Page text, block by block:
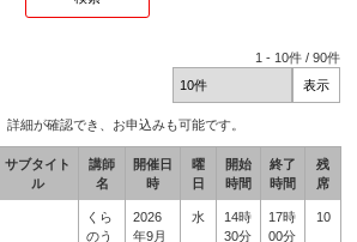
1 - 10件 /90件
細が確認でき、お申込みも可能です。
サブタイト
ル
講師
名
開催日
時
曜
日
開始
時間
終了
時間
残
席
くら
のう
2026
年9月
水
14時
30分
17時
00分
10